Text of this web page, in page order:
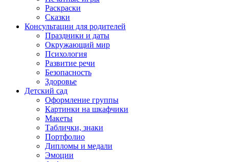
Раскраски
Сказки
Консультации для родителей
Праздники и даты
Окружающий мир
Психология
Развитие речи
Безопасность
Здоровье
Детский сад
Оформление группы
Картинки на шкафчики
Макеты
Таблички, знаки
Портфолио
Дипломы и медали
Эмоции